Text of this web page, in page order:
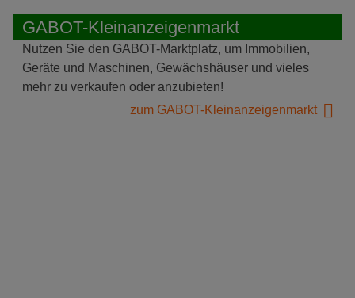
GABOT-Kleinanzeigenmarkt
Nutzen Sie den GABOT-Marktplatz, um Immobilien,
Geräte und Maschinen, Gewächshäuser und vieles
mehr zu verkaufen oder anzubieten!
zum GABOT-Kleinanzeigenmarkt